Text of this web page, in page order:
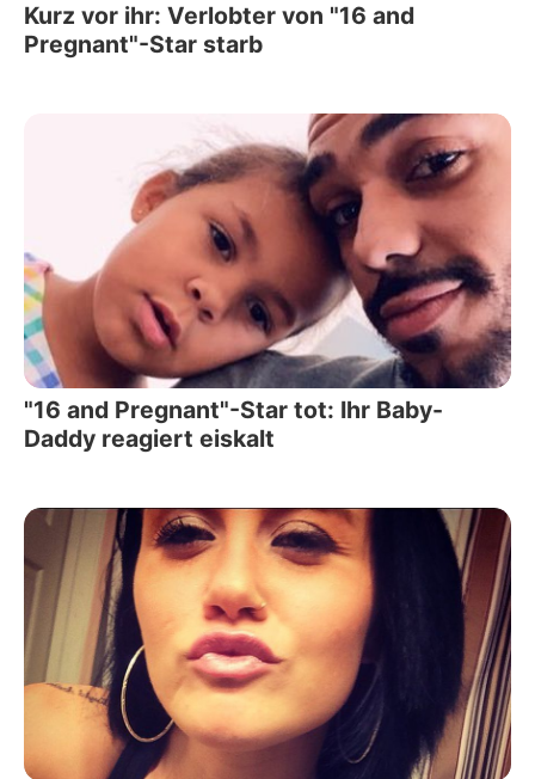
Kurz vor ihr: Verlobter von "16 and
Pregnant"-Star starb
"16 and Pregnant"-Star tot: Ihr Baby-
Daddy reagiert eiskalt